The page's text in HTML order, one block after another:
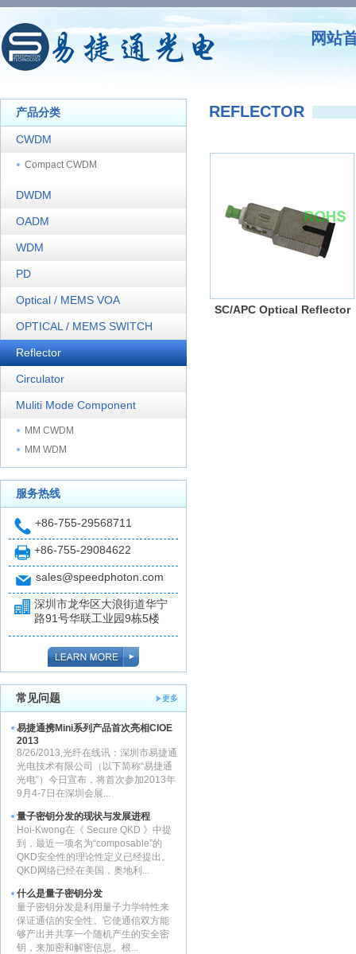
网站
产品分类
CWDM
Compact CWDM
DWDM
OADM
WDM
PD
Optical / MEMS VOA
OPTICAL / MEMS SWITCH
Reflector
Circulator
Muliti Mode Component
MM CWDM
MM WDM
服务热线
+86-755-29568711
+86-755-29084622
sales@speedphoton.com
深圳市龙华区大浪街道华宁
路91号华联工业园9栋5楼
更多
常见问题
易捷通携Mini系列产品首次亮相CIOE
2013
8/26/2013,光纤在线讯：深圳市易捷通
光电技术有限公司（以下简称“易捷通
光电”）今日宣布，将首次参加2013年
9月4-7日在深圳会展...
量子密钥分发的现状与发展进程
Hoi-Kwong在《 Secure QKD 》中提
到，最近一项名为“composable”的
QKD安全性的理论性定义已经提出。
QKD网络已经在美国，奥地利...
什么是量子密钥分发
量子密钥分发是利用量子力学特性来
保证通信的安全性。它使通信双方能
够产出并共享一个随机产生的安全密
钥，来加密和解密信息。根...
REFLECTOR
SC/APC Optical Reflector